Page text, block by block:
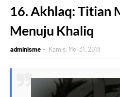
16. Akhlaq: Titian
Menuju Khaliq
adminisme Kamis, Mei 31, 2018